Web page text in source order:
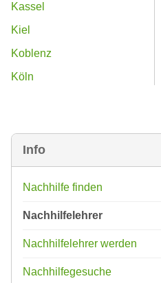
Info
Nachhilfe finden
Nachhilfelehrer
Nachhilfelehrer werden
Nachhilfegesuche
Kassel
Kiel
Koblenz
Köln